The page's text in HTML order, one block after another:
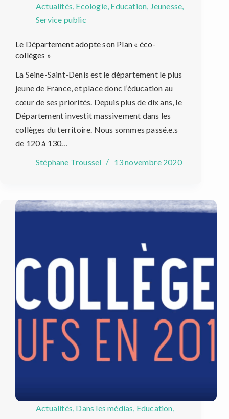
Actualités Ecologie Education Jeunesse
Service public
Le Département adopte son Plan « éco-
collèges »
La Seine-Saint-Denis est le département le plus
jeune de France, et place donc l’éducation au
cœur de ses priorités. Depuis plus de dix ans, le
Département investit massivement dans les
collèges du territoire. Nous sommes passé.e.s
de 120 à 130…
Stéphane Troussel
13 novembre 2020
Actualités Dans les médias Education